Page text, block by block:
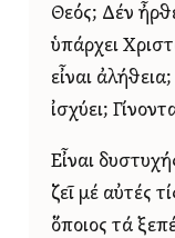
Θεός; Δέν
ὑπάρχει
εἶναι
ἰσχύει;
Εἶναι
ζεῖ μέ αὐτές
ὅποιος τά